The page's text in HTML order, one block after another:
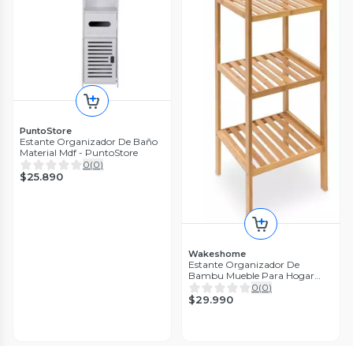
PuntoStore
Estante Organizador De Baño
Material Mdf - PuntoStore
0(0)
$25.890
Wakeshome
Estante Organizador De
Bambu Mueble Para Hogar
Cocina Baño 0(0)
$29.990